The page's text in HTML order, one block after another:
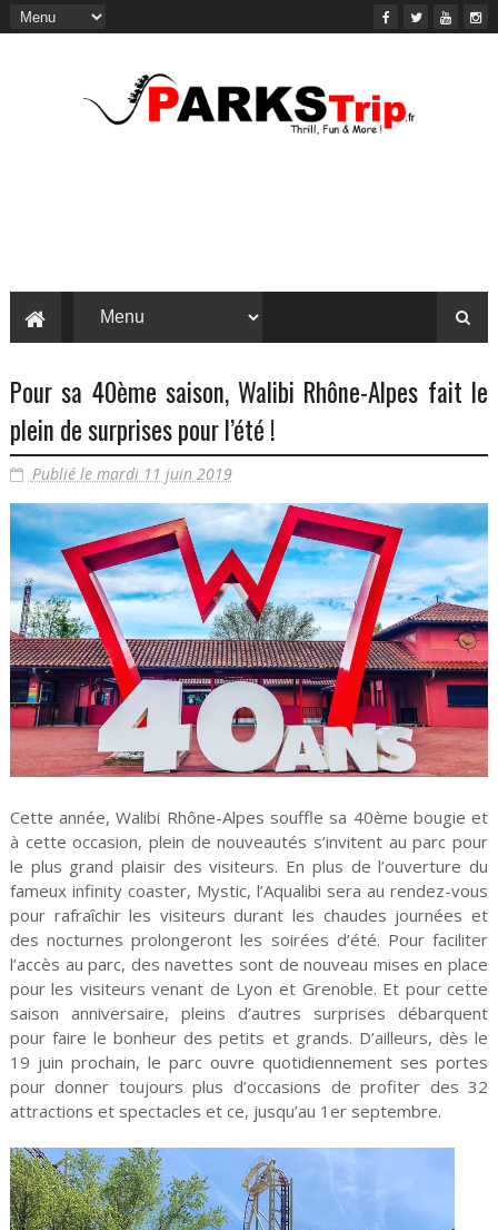
Pour sa 40ème saison, Walibi Rhône-Alpes fait le
plein de surprises pour l’été !
Publié le mardi 11 juin 2019
Cette année, Walibi Rhône-Alpes souffle sa 40ème bougie et
à cette occasion, plein de nouveautés s’invitent au parc pour
le plus grand plaisir des visiteurs. En plus de l’ouverture du
fameux infinity coaster, Mystic, l’Aqualibi sera au rendez-vous
pour rafraîchir les visiteurs durant les chaudes journées et
des nocturnes prolongeront les soirées d’été. Pour faciliter
l’accès au parc, des navettes sont de nouveau mises en place
pour les visiteurs venant de Lyon et Grenoble. Et pour cette
saison anniversaire, pleins d’autres surprises débarquent
pour faire le bonheur des petits et grands. D’ailleurs, dès le
19 juin prochain, le parc ouvre quotidiennement ses portes
pour donner toujours plus d’occasions de profiter des 32
attractions et spectacles et ce, jusqu’au 1er septembre.